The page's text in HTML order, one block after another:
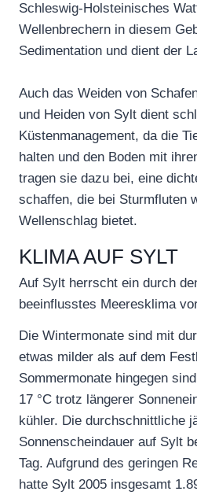
Schleswig-Holsteinisches
Wellenbrechern in diesem
Sedimentation und dient der
Auch das Weiden von
und Heiden von Sylt dient
Küstenmanagement, da die
halten und den Boden mit
tragen sie dazu bei, eine
schaffen, die bei Sturmfluten
Wellenschlag bietet.
KLIMA AUF SYLT
Auf Sylt herrscht ein durch
beeinflusstes Meeresklima
Die Wintermonate sind mit
etwas milder als auf dem
Sommermonate hingegen
17 °C trotz längerer
kühler. Die durchschnittliche
Sonnenscheindauer auf Sylt
Tag. Aufgrund des geringen
hatte Sylt 2005 insgesamt